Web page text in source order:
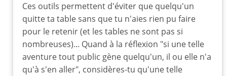
Ces outils permettent d'éviter que quelqu'un
quitte ta table sans que tu n'aies rien pu faire
pour le retenir (et les tables ne sont pas si
nombreuses)... Quand à la réflexion "si une telle
aventure tout public gène quelqu'un, il ou elle n'a
qu'à s'en aller", considères-tu qu'une telle